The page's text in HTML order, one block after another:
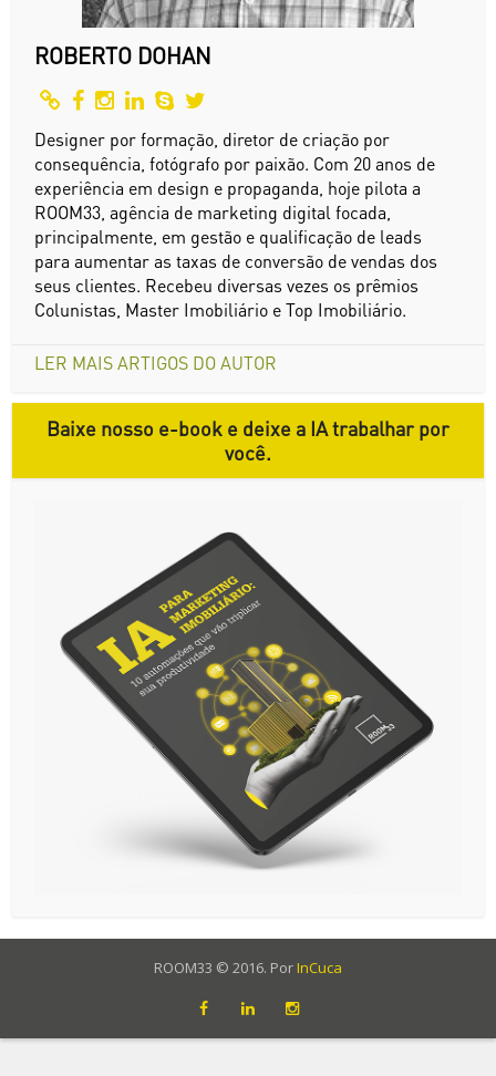
ROBERTO DOHAN
Designer por formação, diretor de criação por
consequência, fotógrafo por paixão. Com 20 anos de
experiência em design e propaganda, hoje pilota a
ROOM33, agência de marketing digital focada,
principalmente, em gestão e qualificação de leads
para aumentar as taxas de conversão de vendas dos
seus clientes. Recebeu diversas vezes os prêmios
Colunistas, Master Imobiliário e Top Imobiliário.
LER MAIS ARTIGOS DO AUTOR
Baixe nosso e-book e deixe a IA trabalhar por
você.
ROOM33 © 2016. Por InCuca